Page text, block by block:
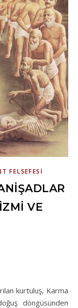
FELSEFESI
VE
kurtuluş, Karma
döngüsünden